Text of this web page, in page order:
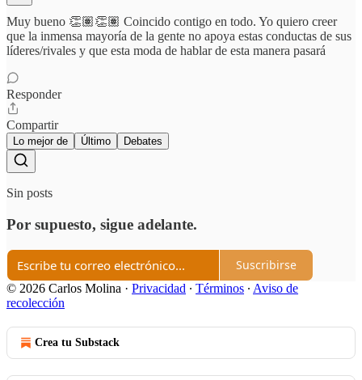
Muy bueno 👏🏽👏🏽 Coincido contigo en todo. Yo quiero creer
que la inmensa mayoría de la gente no apoya estas conductas de sus
líderes/rivales y que esta moda de hablar de esta manera pasará
Responder
Compartir
Lo mejor de Último Debates
Sin posts
Por supuesto, sigue adelante.
Suscribirse
© 2026 Carlos Molina · Privacidad ∙ Términos ∙ Aviso de
recolección
Crea tu Substack